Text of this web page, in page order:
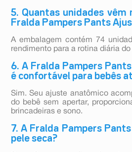
5. Quantas unidades vêm
Fralda Pampers Pants
A embalagem contém 74
rendimento para a rotina diária do
6. A Fralda Pampers
é confortável para bebês
Sim. Seu ajuste anatômico
do bebê sem apertar,
brincadeiras e sono.
7. A Fralda Pampers
pele seca?